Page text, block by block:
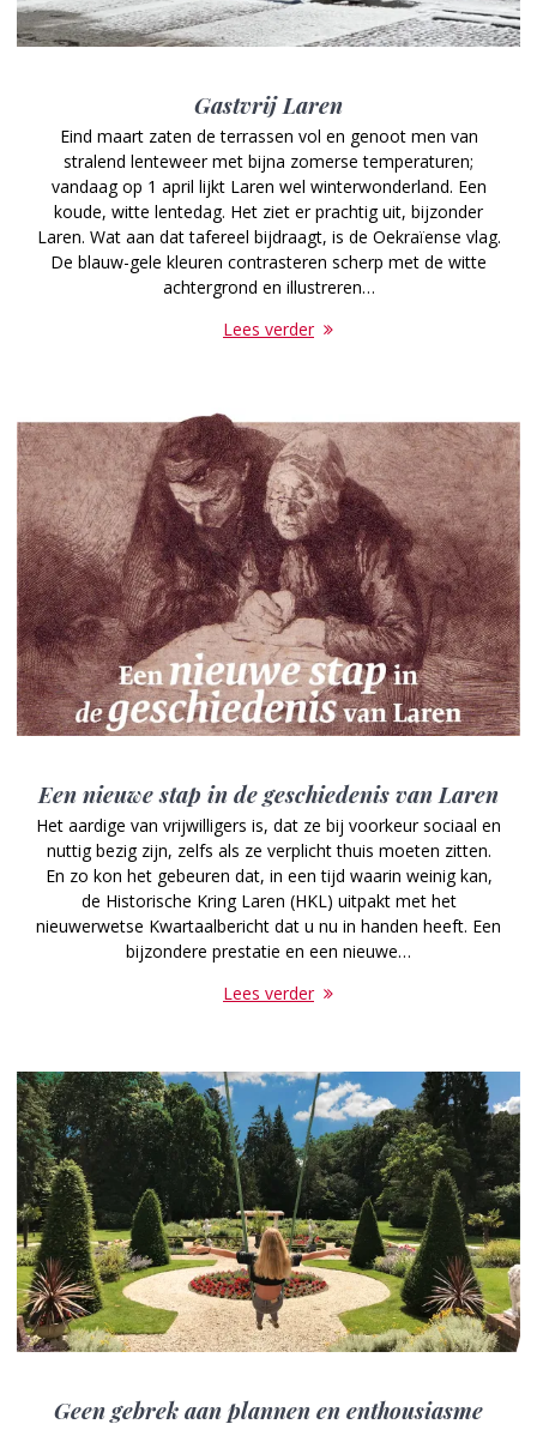
Gastvrij Laren
Eind maart zaten de terrassen vol en genoot men van
stralend lenteweer met bijna zomerse temperaturen;
vandaag op 1 april lijkt Laren wel winterwonderland. Een
koude, witte lentedag. Het ziet er prachtig uit, bijzonder
Laren. Wat aan dat tafereel bijdraagt, is de Oekraïense vlag.
De blauw-gele kleuren contrasteren scherp met de witte
achtergrond en illustreren…
Lees verder
Een nieuwe stap in de geschiedenis van Laren
Het aardige van vrijwilligers is, dat ze bij voorkeur sociaal en
nuttig bezig zijn, zelfs als ze verplicht thuis moeten zitten.
En zo kon het gebeuren dat, in een tijd waarin weinig kan,
de Historische Kring Laren (HKL) uitpakt met het
nieuwerwetse Kwartaalbericht dat u nu in handen heeft. Een
bijzondere prestatie en een nieuwe…
Lees verder
Geen gebrek aan plannen en enthousiasme